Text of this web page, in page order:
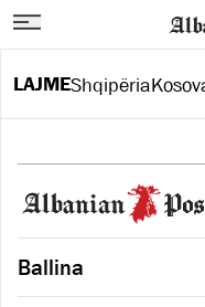
LAJMEShqipëria
Ballina